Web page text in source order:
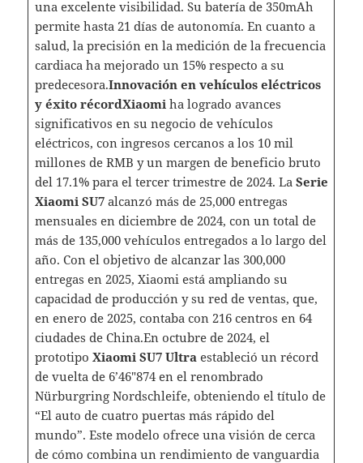
una excelente visibilidad. Su batería de 350mAh
permite hasta 21 días de autonomía. En cuanto a
salud, la precisión en la medición de la frecuencia
cardiaca ha mejorado un 15% respecto a su
predecesora.Innovación en vehículos eléctricos
y éxito récordXiaomi ha logrado avances
significativos en su negocio de vehículos
eléctricos, con ingresos cercanos a los 10 mil
millones de RMB y un margen de beneficio bruto
del 17.1% para el tercer trimestre de 2024. La Serie
Xiaomi SU7alcanzó más de 25,000 entregas
mensuales en diciembre de 2024, con un total de
más de 135,000 vehículos entregados a lo largo del
año. Con el objetivo de alcanzar las 300,000
entregas en 2025, Xiaomi está ampliando su
capacidad de producción y su red de ventas, que,
en enero de 2025, contaba con 216 centros en 64
ciudades de China.En octubre de 2024, el
prototipo Xiaomi SU7 Ultra estableció un récord
de vuelta de 6’46″874 en el renombrado
Nürburgring Nordschleife, obteniendo el título de
“El auto de cuatro puertas más rápido del
mundo”. Este modelo ofrece una visión de cerca
de cómo combina un rendimiento de vanguardia